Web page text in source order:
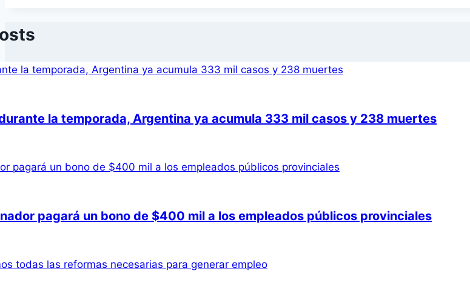
la temporada, Argentina ya acumula 333 mil casos y 238 muertes
pagará un bono de $400 mil a los empleados públicos provinciales